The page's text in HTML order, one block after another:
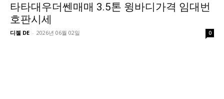
타타대우더쎈매매 3.5톤 윙바디가격 임대번
호판시세
디젤 DE - 2026년 06월 02일 0